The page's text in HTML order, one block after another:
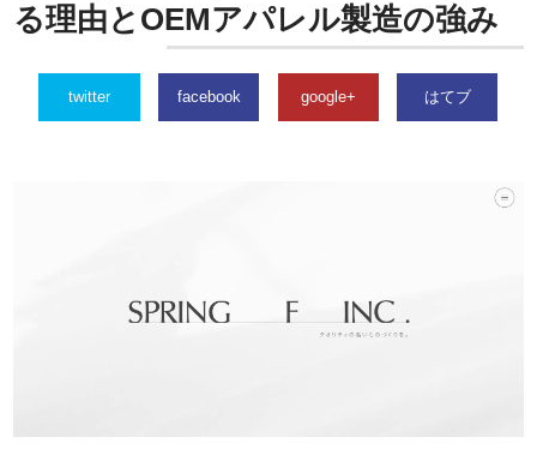
る理由とOEMアパレル製造の強み
twitter facebook google+ はてブ